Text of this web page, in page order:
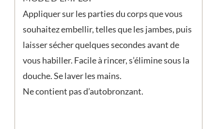
Appliquer sur les parties du corps que vous
souhaitez embellir, telles que les jambes, puis
laisser sécher quelques secondes avant de
vous habiller. Facile à rincer, s’élimine sous la
douche. Se laver les mains.
Ne contient pas d’autobronzant.